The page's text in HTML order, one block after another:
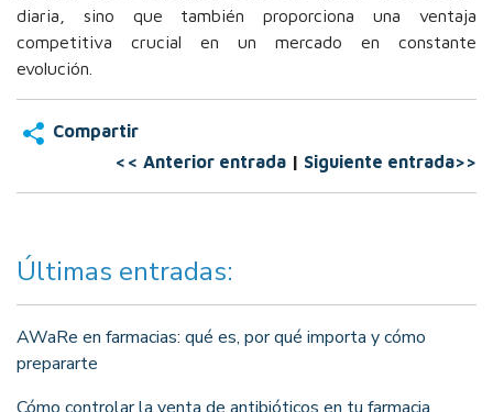
diaria, sino que también proporciona una ventaja
competitiva crucial en un mercado en constante
evolución.
Compartir
<< Anterior entrada | Siguiente entrada>>
Últimas entradas:
AWaRe en farmacias: qué es, por qué importa y cómo
prepararte